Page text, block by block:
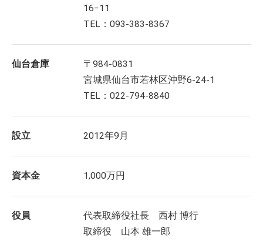
16−11
TEL：093-383-8367
仙台倉庫
〒984-0831
宮城県仙台市若林区沖野6-24-1
TEL：022-794-8840
設立 2012年9月
資本金 1,000万円
役員
代表取締役社長 西村 博行
取締役 山本 雄一郎